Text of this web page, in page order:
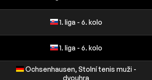
1. liga - 6. kolo
1. liga - 6. kolo
Ochsenhausen, Stolní tenis muži -
dvouhra